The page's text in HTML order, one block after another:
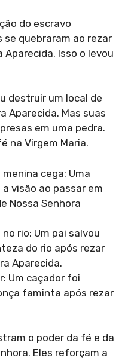
do escravo
se quebraram ao rezar
Aparecida. Isso o levou
destruir um local de
Aparecida. Mas suas
em uma pedra.
na Virgem Maria.
cega: Uma
visão ao passar em
Nossa Senhora
rio: Um pai salvou
do rio após rezar
Aparecida.
Um caçador foi
faminta após rezar
o poder da fé e da
Eles reforçam a